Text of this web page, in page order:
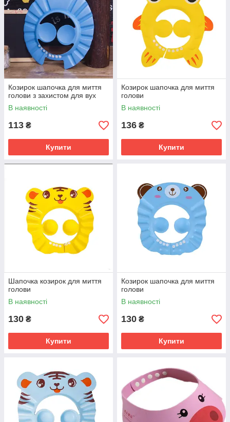
Козирок шапочка для миття
голови з захистом для вух
В наявності
113 ₴
Купити
Козирок шапочка для миття
голови
В наявності
136 ₴
Купити
Шапочка козирок для миття
голови
В наявності
130 ₴
Купити
Козирок шапочка для миття
голови
В наявності
130 ₴
Купити